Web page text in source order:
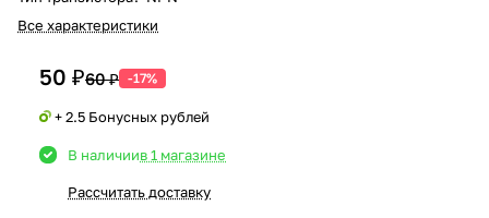
Все характеристики
50 ₽60 ₽ -17%
+ 2.5 Бонусных рублей
В наличиив 1 магазине
Рассчитать доставку